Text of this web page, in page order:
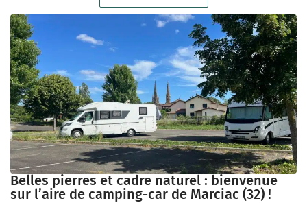
Belles pierres et cadre naturel : bienvenue
sur l’aire de camping-car de Marciac (32) !